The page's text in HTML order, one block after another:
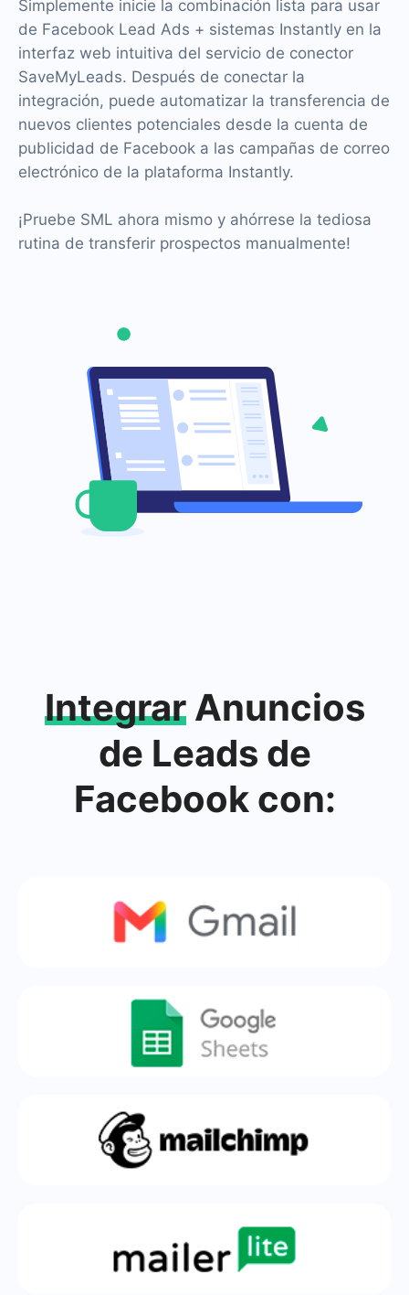
Simplemente inicie la combinación lista para usar
de Facebook Lead Ads + sistemas Instantly en la
interfaz web intuitiva del servicio de conector
SaveMyLeads. Después de conectar la
integración, puede automatizar la transferencia de
nuevos clientes potenciales desde la cuenta de
publicidad de Facebook a las campañas de correo
electrónico de la plataforma Instantly.
¡Pruebe SML ahora mismo y ahórrese la tediosa
rutina de transferir prospectos manualmente!
IntegrarAnuncios
de Leads de
Facebook con: